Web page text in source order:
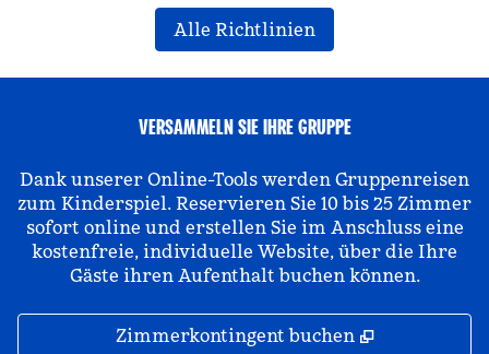
Alle Richtlinien
VERSAMMELN SIE IHRE GRUPPE
Dank unserer Online-Tools werden Gruppenreisen
zum Kinderspiel. Reservieren Sie 10 bis 25 Zimmer
sofort online und erstellen Sie im Anschluss eine
kostenfreie, individuelle Website, über die Ihre
Gäste ihren Aufenthalt buchen können.
Zimmerkontingent buchen ,